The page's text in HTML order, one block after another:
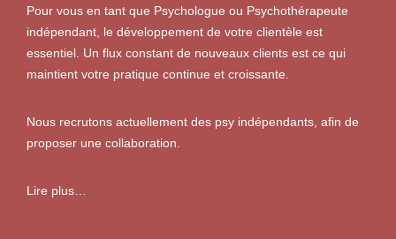
Pour vous en tant que Psychologue ou Psychothérapeute
indépendant, le développement de votre clientèle est
essentiel. Un flux constant de nouveaux clients est ce qui
maintient votre pratique continue et croissante.
Nous recrutons actuellement des psy indépendants, afin de
proposer une collaboration.
Lire plus…